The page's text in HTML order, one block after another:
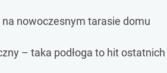
na nowoczesnym tarasie domu
– taka podłoga to hit ostatnich